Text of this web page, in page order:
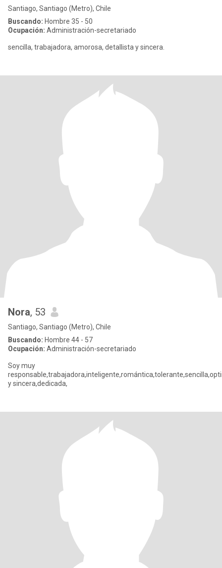
Santiago, Santiago (Metro), Chile
Buscando: Hombre 35 - 50
Ocupación: Administración-secretariado
sencilla, trabajadora, amorosa, detallista y sincera.
Nora, 53
Santiago, Santiago (Metro), Chile
Buscando: Hombre 44 - 57
Ocupación: Administración-secretariado
Soy muy
y sincera,dedicada,